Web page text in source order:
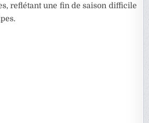
reflétant une fin de saison difficile